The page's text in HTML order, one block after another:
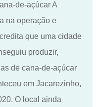
de-açúcar A
na operação e
que uma cidade
produzir,
de cana-de-açúcar
em Jacarezinho,
O local ainda